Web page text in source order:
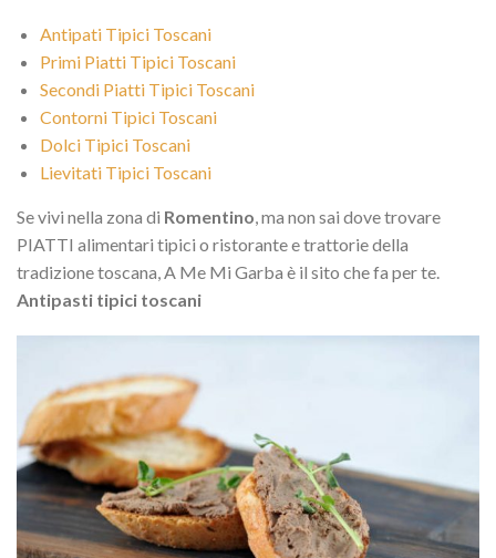
Antipati Tipici Toscani
Primi Piatti Tipici Toscani
Secondi Piatti Tipici Toscani
Contorni Tipici Toscani
Dolci Tipici Toscani
Lievitati Tipici Toscani
Se vivi nella zona di Romentino , ma non sai dove trovare
PIATTI alimentari tipici o ristorante e trattorie della
tradizione toscana, A Me Mi Garba è il sito che fa per te.
Antipasti tipici toscani